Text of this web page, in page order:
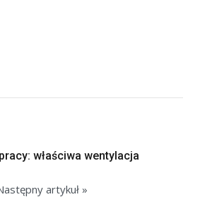
właściwa wentylacja
artykuł »